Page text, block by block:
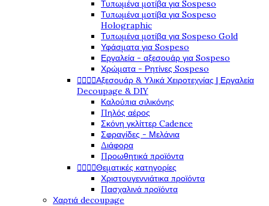
Τυπωμένα μοτίβα για Sospeso
Τυπωμένα μοτίβα για Sospeso
Holographic
Τυπωμένα μοτίβα για Sospeso Gold
Υφάσματα για Sospeso
Εργαλεία - αξεσουάρ για Sospeso
Χρώματα - Ρητίνες Sospeso
Αξεσουάρ & Υλικά Χειροτεχνίας | Εργαλεία
Decoupage & DIY
Καλούπια σιλικόνης
Πηλός αέρος
Σκόνη γκλίττερ Cadence
Σφραγίδες - Μελάνια
Διάφορα
Προωθητικά προϊόντα
Θεματικές κατηγορίες
Χριστουγεννιάτικα προϊόντα
Πασχαλινά προϊόντα
Χαρτιά decoupage